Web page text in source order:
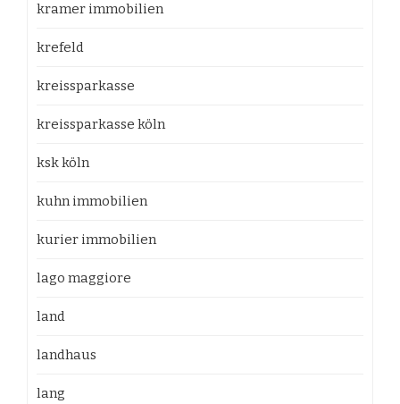
kramer immobilien
krefeld
kreissparkasse
kreissparkasse köln
ksk köln
kuhn immobilien
kurier immobilien
lago maggiore
land
landhaus
lang